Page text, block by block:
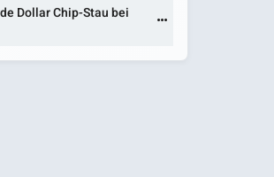
Dollar Chip-Stau bei